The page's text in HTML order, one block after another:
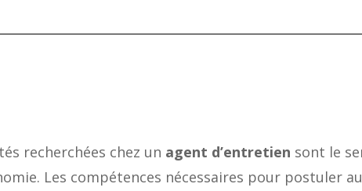
recherchées chez un agent d’entretien sont le
Les compétences nécessaires pour postuler